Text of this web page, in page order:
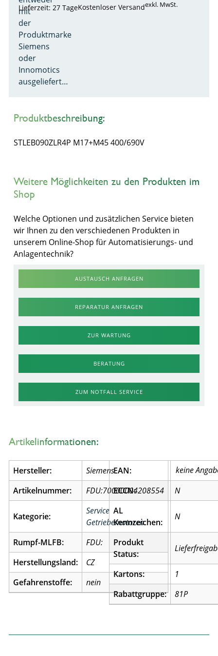
mit
der
Produktmarke
Siemens
oder
Innomotics
ausgeliefert…
Lieferzeit: 27 TageKostenloser Versandexkl. MwSt.
Produktbeschreibung:
STLEB090ZLR4P M17+M45 400/690V
Weitere Möglichkeiten zu den Produkten im
Shop
Welche Optionen und zusätzlichen Service bieten
wir Ihnen zu den verschiedenen Produkten in
unserem Online-Shop für Automatisierungs- und
Anlagentechnik?
AUSTAUSCH ANFRAGEN
REPARATUR ANFRAGEN
ZUR WARTUNG
BERATUNG
ZUM NOTFALL SERVICE
Artikelinformationen:
Hersteller:
Siemens
Artikelnummer:
FDU:70000004208554
Kategorie:
Service
Getriebemotoren
Rumpf-MLFB:
FDU:
Herstellungsland:
CZ
Gefahrenstoffe:
nein
EAN:
ECCN:
N
AL
Kennzeichen:
N
Produkt
Status:
Kartons:
1
Rabattgruppe:
81P